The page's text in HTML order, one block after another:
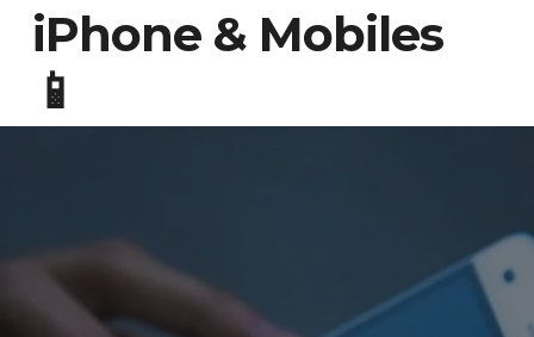
iPhone & Mobiles
📱